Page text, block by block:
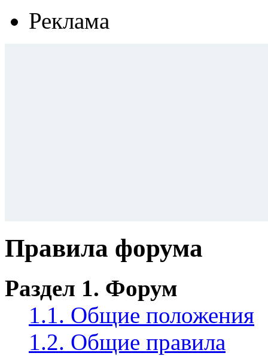
Реклама
Правила форума
Раздел 1. Форум
1.1. Общие положения
1.2. Общие правила